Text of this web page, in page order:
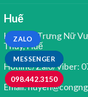
Huế
Kiệt 344 Trưng Nữ
Thủy, Huế
Hotline/Zalo/Viber:
Email:
MESSENGER
ZALO
098.442.3150